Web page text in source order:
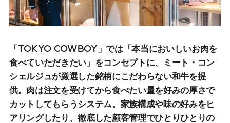
「TOKYO COWBOY」では「本当においしいお肉を
食べていただきたい」をコンセプトに、ミート・コン
シェルジュが厳選した銘柄にこだわらない和牛を提
供。肉は注文を受けてから食べたい量を好みの厚さで
カットしてもらうシステム。家族構成や味の好みをヒ
アリングしたり、徹底した顧客管理でひとりひとりの